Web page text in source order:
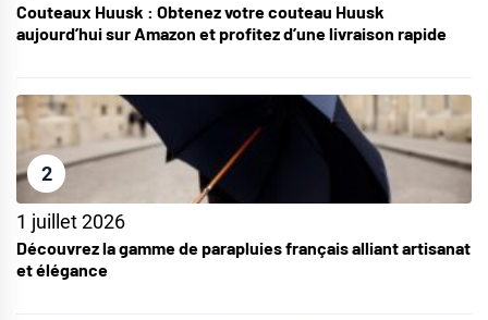
Couteaux Huusk : Obtenez votre couteau Huusk
aujourd’hui sur Amazon et profitez d’une livraison rapide
2
1 juillet 2026
Découvrez la gamme de parapluies français alliant artisanat
et élégance